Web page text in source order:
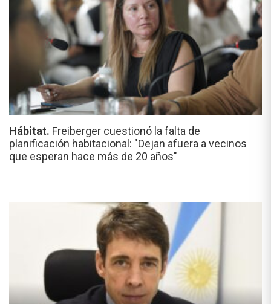
Hábitat. Freiberger cuestionó la falta de
planificación habitacional: "Dejan afuera a vecinos
que esperan hace más de 20 años"